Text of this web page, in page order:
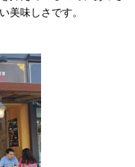
美味しさです。